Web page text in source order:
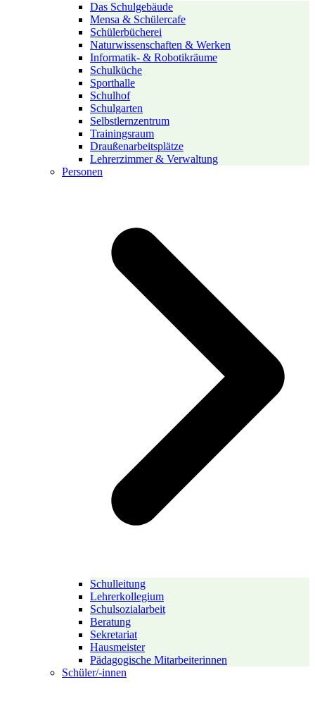
Das Schulgebäude
Mensa & Schülercafe
Schülerbücherei
Naturwissenschaften & Werken
Informatik- & Robotikräume
Schulküche
Sporthalle
Schulhof
Schulgarten
Selbstlernzentrum
Trainingsraum
Draußenarbeitsplätze
Lehrerzimmer & Verwaltung
Personen
Schulleitung
Lehrerkollegium
Schulsozialarbeit
Beratung
Sekretariat
Hausmeister
Pädagogische Mitarbeiterinnen
Schüler/-innen